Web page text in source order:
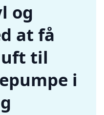
og
at få
til
i